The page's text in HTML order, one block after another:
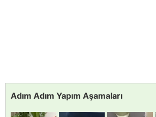
Adım Adım Yapım Aşamaları